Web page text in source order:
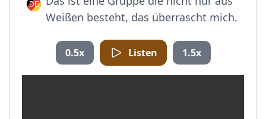
Weißen besteht, das überrascht mich.
0.5x Listen 1.5x